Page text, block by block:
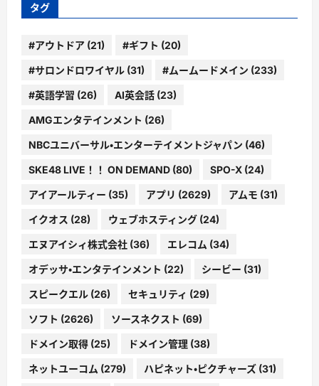
タグ
#アウトドア (21) #ギフト (20)
#サロンドロワイヤル (31) #ムームードメイン (233)
#英語学習 (26) AI英会話 (23)
AMGエンタテインメント (26)
NBCユニバーサル・エンターテイメントジャパン (46)
SKE48 LIVE！！ ON DEMAND (80) SPO-X (24)
アイアールティー (35) アプリ (2629) アムモ (31)
イクオス (28) ウェブホスティング (24)
エヌアイシィ株式会社 (36) エレコム (34)
オデッサ・エンタテインメント (22) シービー (31)
スピークエル (26) セキュリティ (29)
ソフト (2626) ソースネクスト (69)
ドメイン取得 (25) ドメイン管理 (38)
ネットユーコム (279) ハピネット・ピクチャーズ (31)